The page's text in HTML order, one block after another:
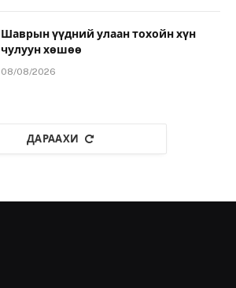
Шаврын үүдний улаан тохойн хүн
чулуун хөшөө
08/08/2026
ДАРААХИ